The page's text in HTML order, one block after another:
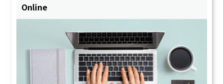
Online